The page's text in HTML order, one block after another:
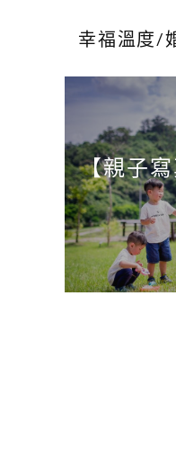
幸福溫度/
【親子